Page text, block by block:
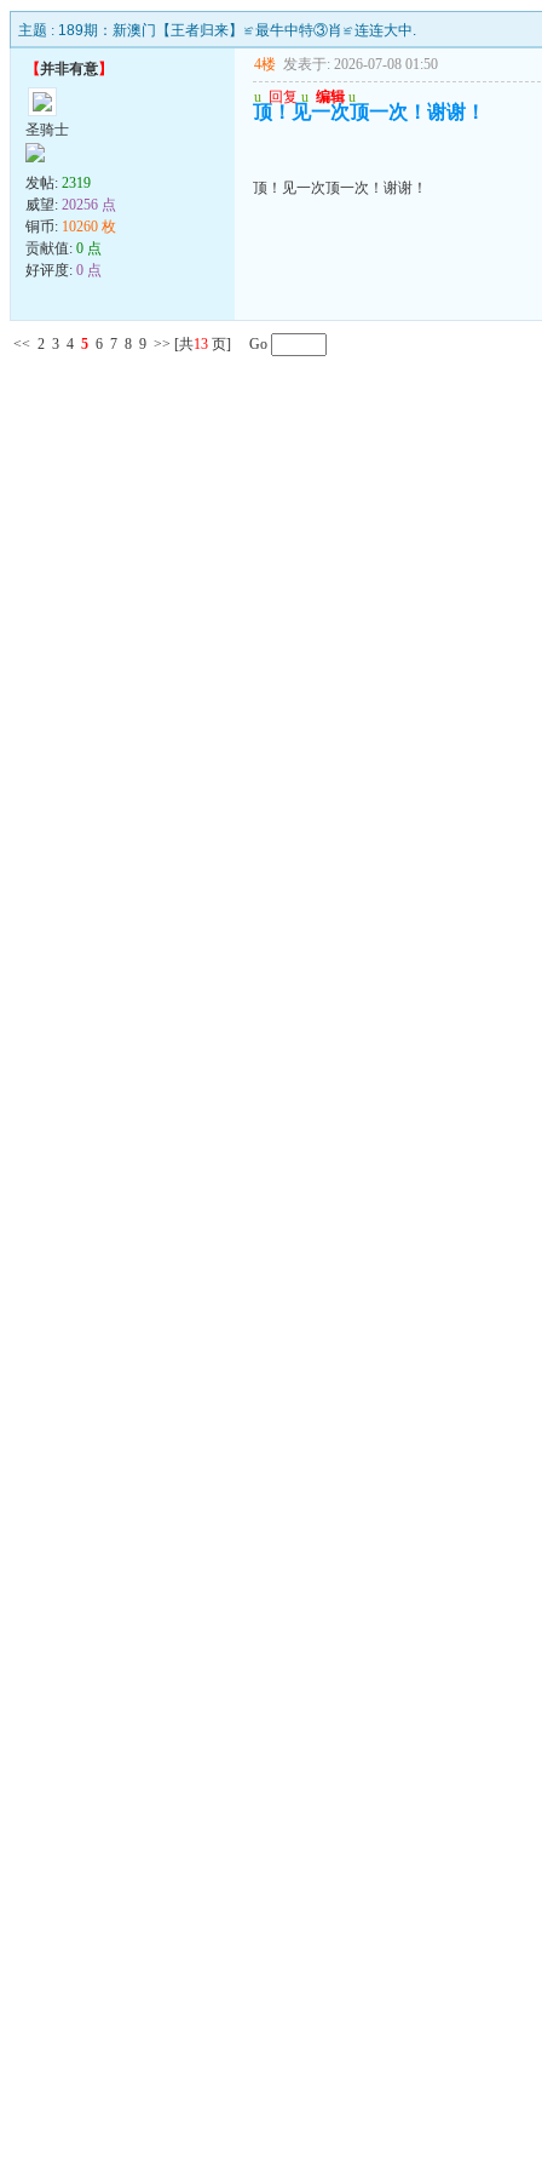
主题 : 189期：新澳门【王者归来】≌最牛中特③肖≌连连大中.
【并非有意】
圣骑士
发帖: 2319
威望: 20256 点
铜币: 10260 枚
贡献值: 0 点
好评度: 0 点
4楼 发表于: 2026-07-08 01:50
u 回复 u 编辑 u
顶！见一次顶一次！谢谢！
顶！见一次顶一次！谢谢！
<< 2 3 4 5 6 7 8 9 >> [共13 页] Go